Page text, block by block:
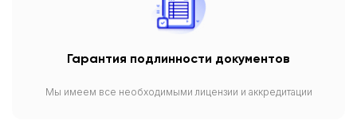
Гарантия подлинности документов
Мы имеем все необходимыми лицензии и аккредитации